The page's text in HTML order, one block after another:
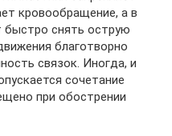
кровообращение, а в
быстро снять острую
благотворно
связок. Иногда, и
сочетание
при обострении